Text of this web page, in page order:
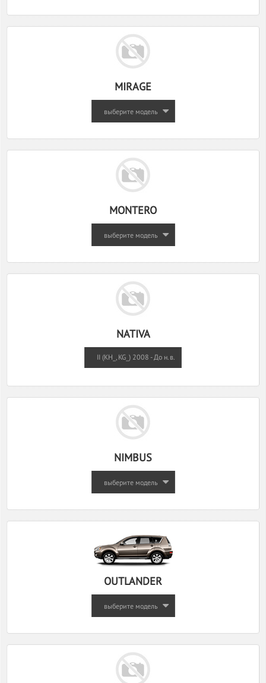
MIRAGE
выберите модель
MONTERO
выберите модель
NATIVA
II (KH_, KG_) 2008 - До н.в.
NIMBUS
выберите модель
OUTLANDER
выберите модель